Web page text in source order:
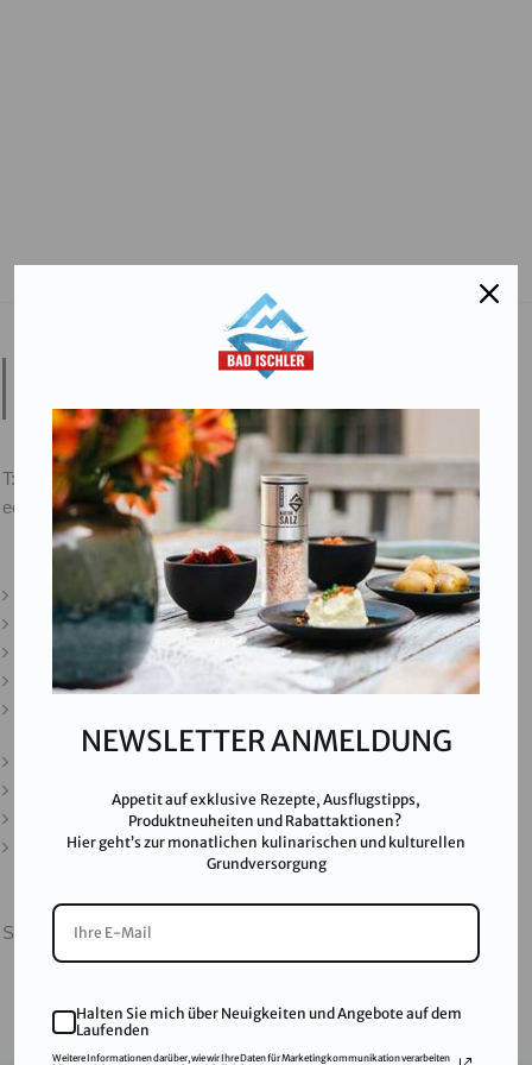
Salinen Austria Aktiengesellschaft
4802 Ebensee am Traunsee,AUSTRIA
T:
+43 676 87812208
ecommerce@salinen.com
Kontakt
Downloads
Presse
Partner & Friends
SALINEN AUSTRIA AG ist nach GMP, IFS, QS, ISO 9001,
ISO 14001 u.v.m. zertifiziert und garantiert höchste
NEWSLETTER ANMELDUNG
Appetit auf exklusive Rezepte, Ausflugstipps,
Produktneuheiten und Rabattaktionen?
Hier geht’s zur monatlichen kulinarischen und kulturellen
Grundversorgung
Halten Sie mich über Neuigkeiten und Angebote auf dem
Laufenden
Weitere Informationen darüber, wie wir Ihre Daten für Marketingkommunikation verarbeiten